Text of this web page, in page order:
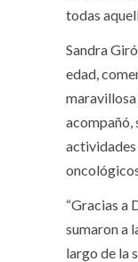
todas
Sandra
edad,
maravillosa
acompañó,
actividades
“Gracias a
sumaron a
largo de la